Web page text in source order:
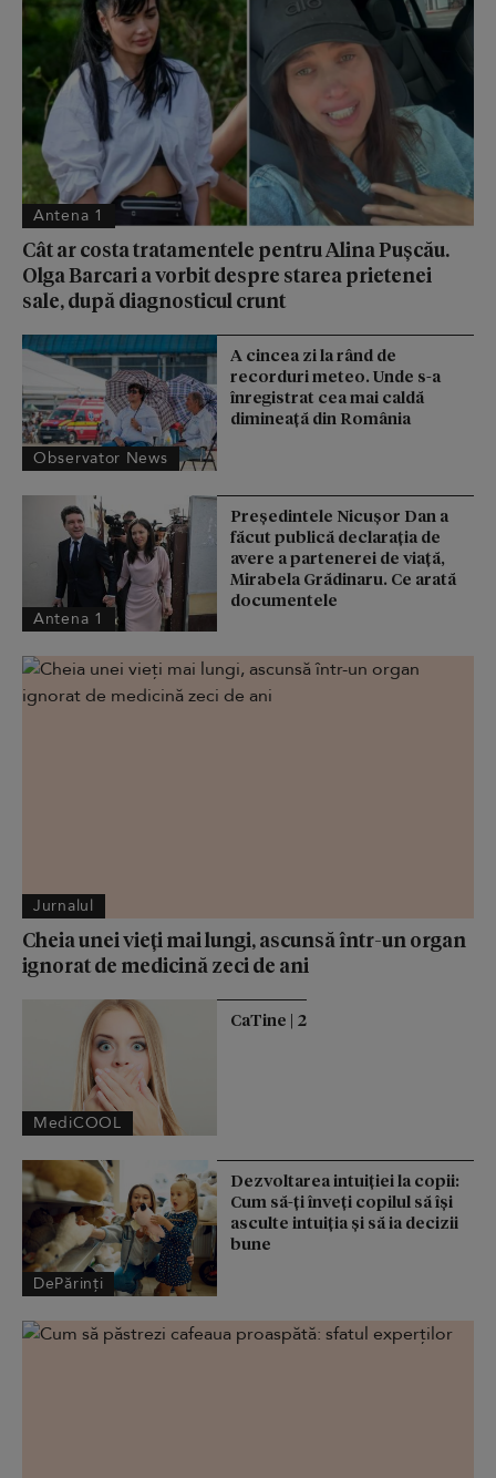
Antena 1
Cât ar costa tratamentele pentru Alina Pușcău.
Olga Barcari a vorbit despre starea prietenei
sale, după diagnosticul crunt
Observator News
A cincea zi la rând de
recorduri meteo. Unde s-a
înregistrat cea mai caldă
dimineață din România
Antena 1
Președintele Nicușor Dan a
făcut publică declarația de
avere a partenerei de viață,
Mirabela Grădinaru. Ce arată
documentele
Jurnalul
Cheia unei vieți mai lungi, ascunsă într-un organ
ignorat de medicină zeci de ani
MediCOOL
CaTine | 2
DePărinți
Dezvoltarea intuiției la copii:
Cum să-ți înveți copilul să își
asculte intuiția și să ia decizii
bune